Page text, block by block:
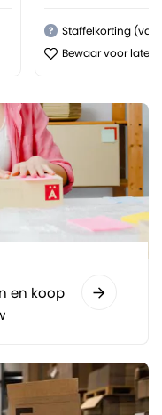
?
Staffelkorting
Bewaar voor later
en koop